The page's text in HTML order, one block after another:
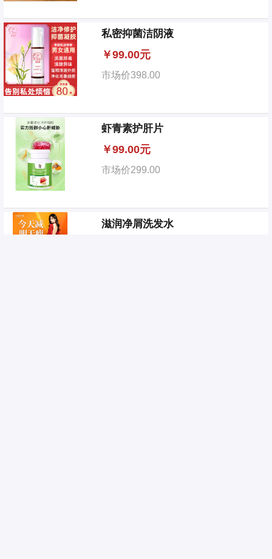
私密抑菌洁阴液
￥99.00元
市场价398.00
虾青素护肝片
￥99.00元
市场价299.00
滋润净屑洗发水